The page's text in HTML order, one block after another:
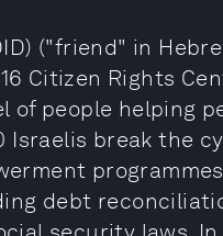
("friend" in
Citizen Rights
people helping
Israelis break the
debt